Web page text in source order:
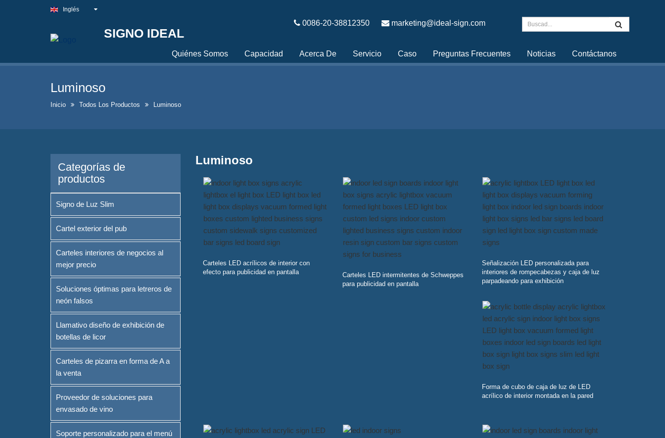
Inglés
SIGNO IDEAL
0086-20-38812350 marketing@ideal-sign.com
Quiénes Somos Capacidad Acerca De Servicio Caso Preguntas Frecuentes Noticias Contáctanos
Luminoso
Inicio Todos Los Productos Luminoso
Categorías de
productos
Signo de Luz Slim
Cartel exterior del pub
Carteles interiores de negocios al
mejor precio
Soluciones óptimas para letreros de
neón falsos
Llamativo diseño de exhibición de
botellas de licor
Carteles de pizarra en forma de A a
la venta
Proveedor de soluciones para
envasado de vino
Soporte personalizado para el menú
Luminoso
Carteles LED acrílicos de interior con
efecto para publicidad en pantalla
Carteles LED intermitentes de Schweppes
para publicidad en pantalla
Señalización LED personalizada para
interiores de rompecabezas y caja de luz
parpadeando para exhibición
Forma de cubo de caja de luz de LED
acrílico de interior montada en la pared